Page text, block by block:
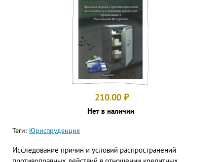
210.00 ₽
Нет в наличии
Теги: Юриспруденция
Исследование причин и условий распространений